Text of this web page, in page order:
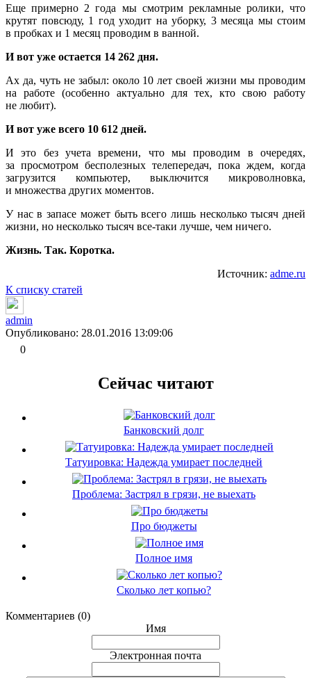
Еще примерно 2 года мы смотрим рекламные ролики, что
крутят повсюду, 1 год уходит на уборку, 3 месяца мы стоим
в пробках и 1 месяц проводим в ванной.
И вот уже остается 14 262 дня.
Ах да, чуть не забыл: около 10 лет своей жизни мы проводим
на работе (особенно актуально для тех, кто свою работу
не любит).
И вот уже всего 10 612 дней.
И это без учета времени, что мы проводим в очередях,
за просмотром бесполезных телепередач, пока ждем, когда
загрузится компьютер, выключится микроволновка,
и множества других моментов.
У нас в запасе может быть всего лишь несколько тысяч дней
жизни, но несколько тысяч все-таки лучше, чем ничего.
Жизнь. Так. Коротка.
Источник: adme.ru
К списку статей
admin
Опубликовано: 28.01.2016 13:09:06
0
Сейчас читают
Банковский долг
Татуировка: Надежда умирает последней
Проблема: Застрял в грязи, не выехать
Про бюджеты
Полное имя
Сколько лет копью?
Комментариев (0)
Имя
Электронная почта